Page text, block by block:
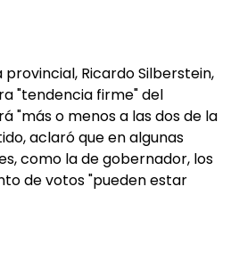
Ricardo Silberstein,
"tendencia firme" del
"más o menos a las dos de la
aclaró que en algunas
como la de gobernador, los
de votos "pueden estar